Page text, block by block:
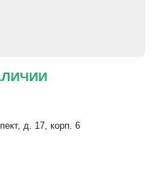
д. 17, корп. 6